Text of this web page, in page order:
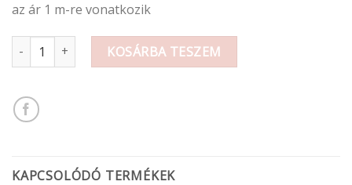
az ár 1 m-re vonatkozik
Ég kék színű csipke 1 cm mennyiség
KOSÁRBA TESZEM
KAPCSOLÓDÓ TERMÉKEK